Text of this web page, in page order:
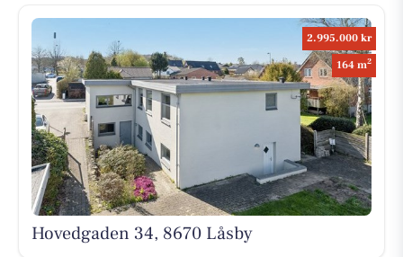
2.995.000 kr
164 m2
Hovedgaden 34, 8670 Låsby